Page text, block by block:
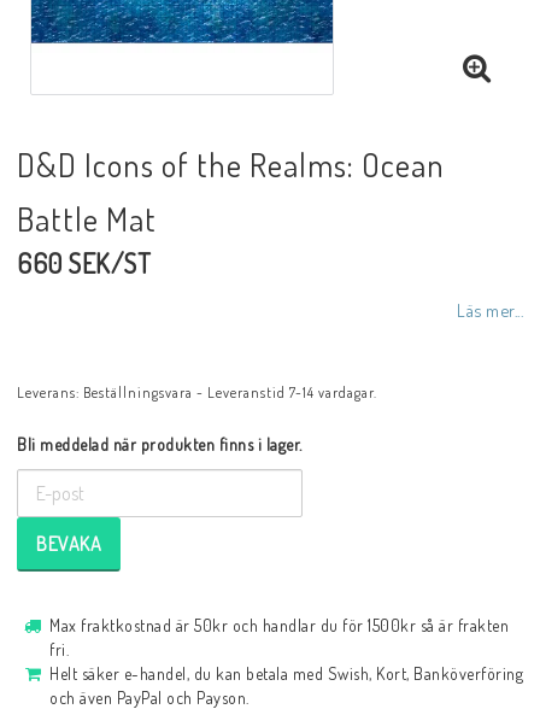
D&D Icons of the Realms: Ocean
Battle Mat
660 SEK/ST
Läs mer...
Leverans: Beställningsvara - Leveranstid 7-14 vardagar.
Bli meddelad när produkten finns i lager.
BEVAKA
Max fraktkostnad är 50kr och handlar du för 1500kr så är frakten
fri.
Helt säker e-handel, du kan betala med Swish, Kort, Banköverföring
och även PayPal och Payson.